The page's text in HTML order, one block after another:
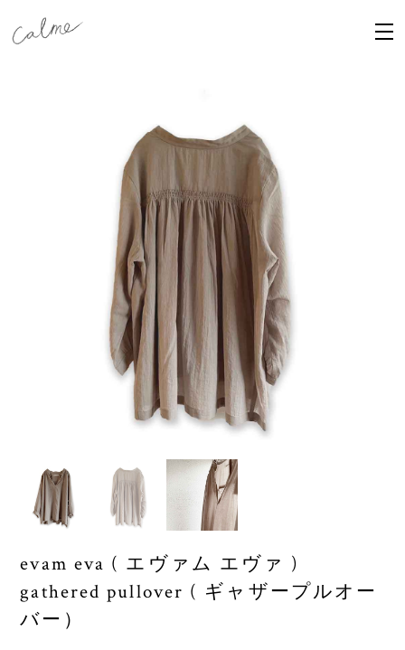
evam eva ( エヴァム エヴァ )
gathered pullover ( ギャザープルオー
バー）